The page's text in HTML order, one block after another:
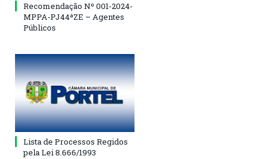
Recomendação Nº 001-2024-
MPPA-PJ44ªZE – Agentes
Públicos
Lista de Processos Regidos
pela Lei 8.666/1993